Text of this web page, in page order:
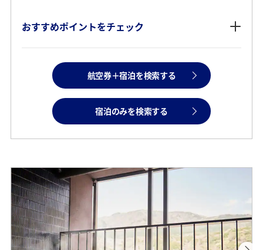
おすすめポイントをチェック
航空券＋宿泊を検索する
宿泊のみを検索する